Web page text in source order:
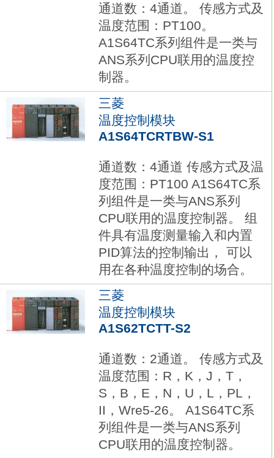
通道数：4通道。 传感方式及
温度范围：PT100。
A1S64TC系列组件是一类与
ANS系列CPU联用的温度控
制器。
三菱
温度控制模块
A1S64TCRTBW-S1
通道数：4通道 传感方式及温
度范围：PT100 A1S64TC系
列组件是一类与ANS系列
CPU联用的温度控制器。 组
件具有温度测量输入和内置
PID算法的控制输出， 可以
用在各种温度控制的场合。
三菱
温度控制模块
A1S62TCTT-S2
通道数：2通道。 传感方式及
温度范围：R，K，J，T，
S，B，E，N，U，L，PL，
II，Wre5-26。 A1S64TC系
列组件是一类与ANS系列
CPU联用的温度控制器。